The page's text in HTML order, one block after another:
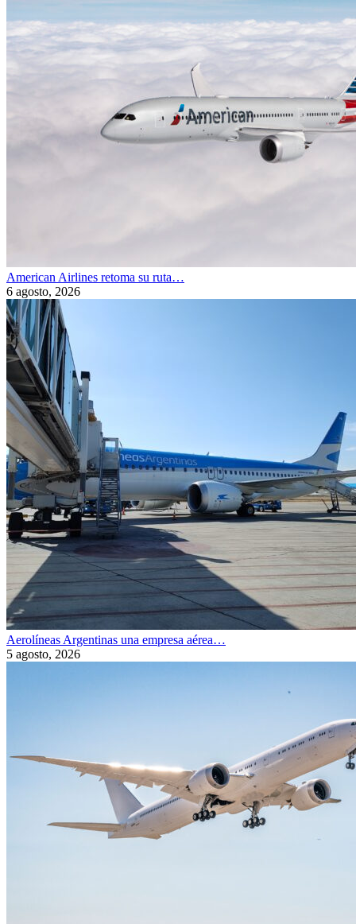
American Airlines retoma su ruta…
6 agosto, 2026
Aerolíneas Argentinas una empresa aérea…
5 agosto, 2026